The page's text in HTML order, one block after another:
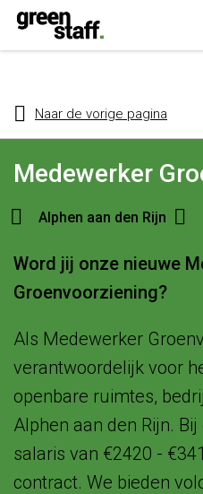
{ "@context": "https://schema.org",
""Greenstaff, "url": "https://
Naar de vorige pagina
Medewerker
Alphen aan den Rijn
Word jij onze nieuwe
Groenvoorziening?
Als Medewerker
verantwoordelijk voor
openbare ruimtes,
Alphen aan den Rijn.
salaris van €2420 -
contract. We bieden